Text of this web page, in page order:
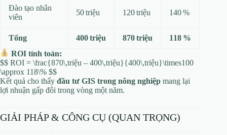
Đào tạo nhân
viên
50 triệu 120 triệu 140 %
Tổng 400 triệu 870 triệu
118 %
ROI tính toán:
$$ ROI = \frac{870\,triệu – 400\,triệu}{400\,triệu}\times100
\approx 118\% $$
Kết quả cho thấy đầu tư GIS trong nông nghiệp mang lại
lợi nhuận gấp đôi trong vòng một năm.
GIẢI PHÁP & CÔNG CỤ (QUAN TRỌNG)